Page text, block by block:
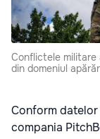
Conflictele
din domeniul
Conform
compania